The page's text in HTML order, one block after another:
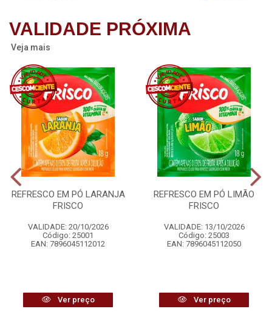
VALIDADE PRÓXIMA
Veja mais
REFRESCO EM PÓ LARANJA
FRISCO
VALIDADE: 20/10/2026
Código: 25001
EAN: 7896045112012
Ver preço
REFRESCO EM PÓ LIMÃO
FRISCO
VALIDADE: 13/10/2026
Código: 25003
EAN: 7896045112050
Ver preço